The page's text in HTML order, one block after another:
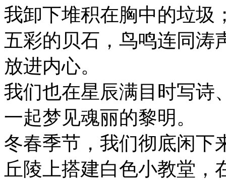
我卸下堆积在胸中的垃圾
五彩的贝石，鸟鸣连同涛
放进内心。
我们也在星辰满目时写诗
一起梦见魂丽的黎明。
冬春季节，我们彻底闲下
丘陵上搭建白色小教堂，